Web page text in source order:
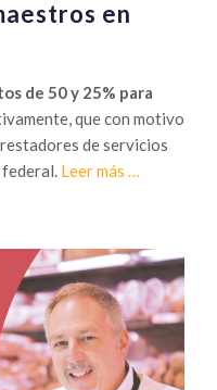
en
de 50 y 25% para
que con motivo
de servicios
Leer más
rebajas
tarifarias
para
estudiantes
y
maestros
…